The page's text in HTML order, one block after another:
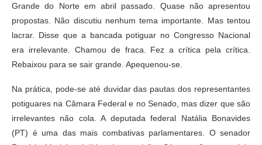
Grande do Norte em abril passado. Quase não apresentou
propostas. Não discutiu nenhum tema importante. Mas tentou
lacrar. Disse que a bancada potiguar no Congresso Nacional
era irrelevante. Chamou de fraca. Fez a crítica pela crítica.
Rebaixou para se sair grande. Apequenou-se.
Na prática, pode-se até duvidar das pautas dos representantes
potiguares na Câmara Federal e no Senado, mas dizer que são
irrelevantes não cola. A deputada federal Natália Bonavides
(PT) é uma das mais combativas parlamentares. O senador